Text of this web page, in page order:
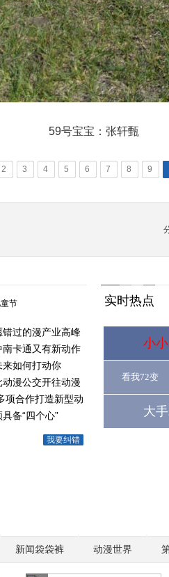
59号宝宝：张轩甄
2 3 4 5 6 7 8 9
童节
过的漫产业高峰
卡通又有新动作
如何打动你
动漫公交开往动漫
项合作打造新型动
备“四个心”
我要纠错
实时热点
小
看我72变
大
新闻袋袋裤 动漫世界